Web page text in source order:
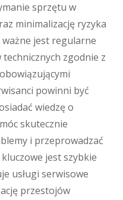
sprzętu w
minimalizację ryzyka
jest regularne
zgodnie z
powinni być
wiedzę o
skutecznie
i przeprowadzać
jest szybkie
usługi serwisowe
przestojów